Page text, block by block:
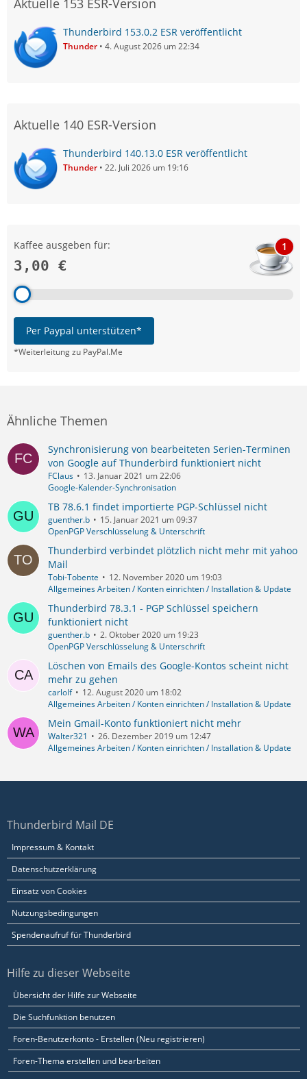
Thunderbird 153.0.2 ESR veröffentlicht
Thunder 4. August 2026 um 22:34
Aktuelle 140 ESR-Version
Thunderbird 140.13.0 ESR veröffentlicht
Thunder 22. Juli 2026 um 19:16
Kaffee ausgeben für:
3,00 €
1
Per Paypal unterstützen*
*Weiterleitung zu PayPal.Me
Ähnliche Themen
Synchronisierung von bearbeiteten Serien-Terminen
von Google auf Thunderbird funktioniert nicht
FClaus
13. Januar 2021 um 22:06
Google-Kalender-Synchronisation
TB 78.6.1 findet importierte PGP-Schlüssel nicht
guenther.b
15. Januar 2021 um 09:37
OpenPGP Verschlüsselung & Unterschrift
Thunderbird verbindet plötzlich nicht mehr mit yahoo
Mail
Tobi-Tobente
12. November 2020 um 19:03
Allgemeines Arbeiten / Konten einrichten / Installation & Update
Thunderbird 78.3.1 - PGP Schlüssel speichern
funktioniert nicht
guenther.b
2. Oktober 2020 um 19:23
OpenPGP Verschlüsselung & Unterschrift
Löschen von Emails des Google-Kontos scheint nicht
mehr zu gehen
carlolf
12. August 2020 um 18:02
Allgemeines Arbeiten / Konten einrichten / Installation & Update
Mein Gmail-Konto funktioniert nicht mehr
Walter321
26. Dezember 2019 um 12:47
Allgemeines Arbeiten / Konten einrichten / Installation & Update
Thunderbird Mail DE
Impressum & Kontakt
Datenschutzerklärung
Einsatz von Cookies
Nutzungsbedingungen
Spendenaufruf für Thunderbird
Hilfe zu dieser Webseite
Übersicht der Hilfe zur Webseite
Die Suchfunktion benutzen
Foren-Benutzerkonto - Erstellen (Neu registrieren)
Foren-Thema erstellen und bearbeiten